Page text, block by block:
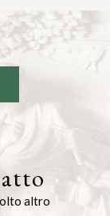
altro